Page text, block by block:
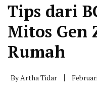
Tips dari
Mitos Gen
Rumah
ByArtha Tidar